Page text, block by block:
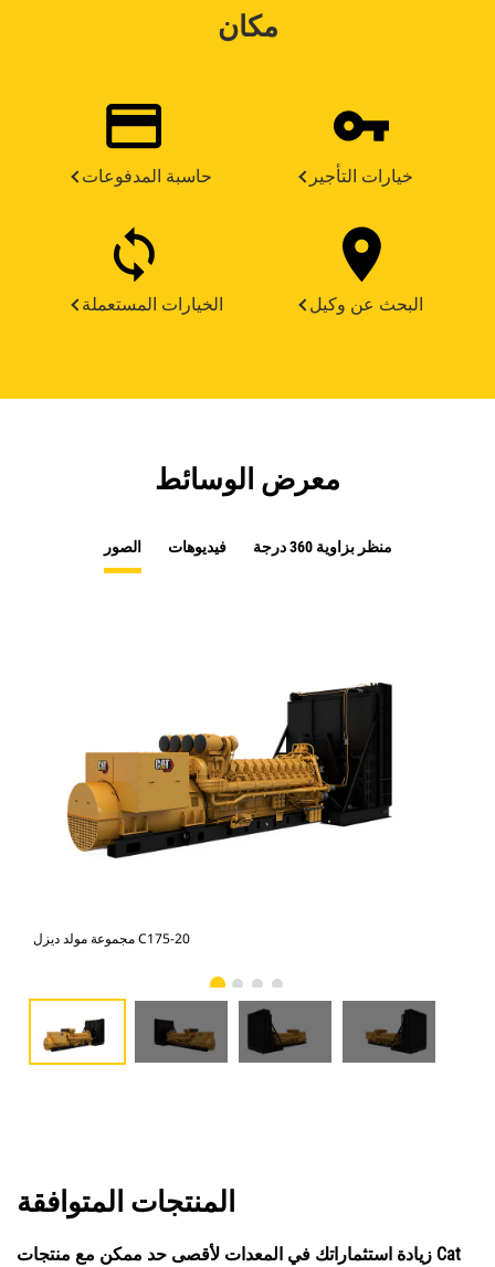
مكان
حاسبة المدفوعات خيارات التأجير
الخيارات المستعملة البحث عن وكيل
معرض الوسائط
الصور فيديوهات منظر بزاوية 360 درجة
مجموعة مولد ديزل C175-20
المنتجات المتوافقة
زيادة استثماراتك في المعدات لأقصى حد ممكن مع منتجات Cat